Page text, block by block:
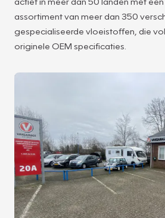
assortiment van meer dan 350
gespecialiseerde vloeistoffen, die
originele OEM specificaties.